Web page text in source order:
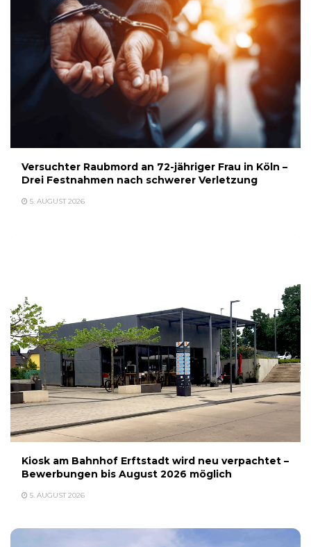
Versuchter Raubmord an 72-jähriger Frau in Köln –
Drei Festnahmen nach schwerer Verletzung
5. AUGUST 2026
Kiosk am Bahnhof Erftstadt wird neu verpachtet –
Bewerbungen bis August 2026 möglich
5. AUGUST 2026